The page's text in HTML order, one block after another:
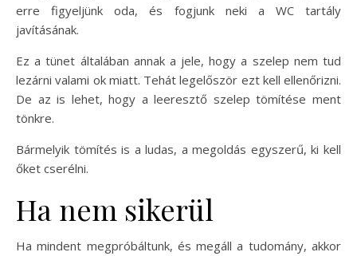
erre figyeljünk oda, és fogjunk neki a WC tartály
javításának.
Ez a tünet általában annak a jele, hogy a szelep nem tud
lezárni valami ok miatt. Tehát legelőször ezt kell ellenőrizni.
De az is lehet, hogy a leeresztő szelep tömítése ment
tönkre.
Bármelyik tömítés is a ludas, a megoldás egyszerű, ki kell
őket cserélni.
Ha nem sikerül
Ha mindent megpróbáltunk, és megáll a tudomány, akkor